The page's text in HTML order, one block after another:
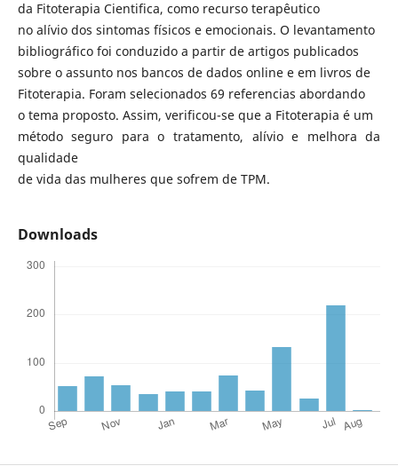
da Fitoterapia Cientifica, como recurso terapêutico
no alívio dos sintomas físicos e emocionais. O levantamento
bibliográfico foi conduzido a partir de artigos publicados
sobre o assunto nos bancos de dados online e em livros de
Fitoterapia. Foram selecionados 69 referencias abordando
o tema proposto. Assim, verificou-se que a Fitoterapia é um
método seguro para o tratamento, alívio e melhora da
qualidade
de vida das mulheres que sofrem de TPM.
Downloads